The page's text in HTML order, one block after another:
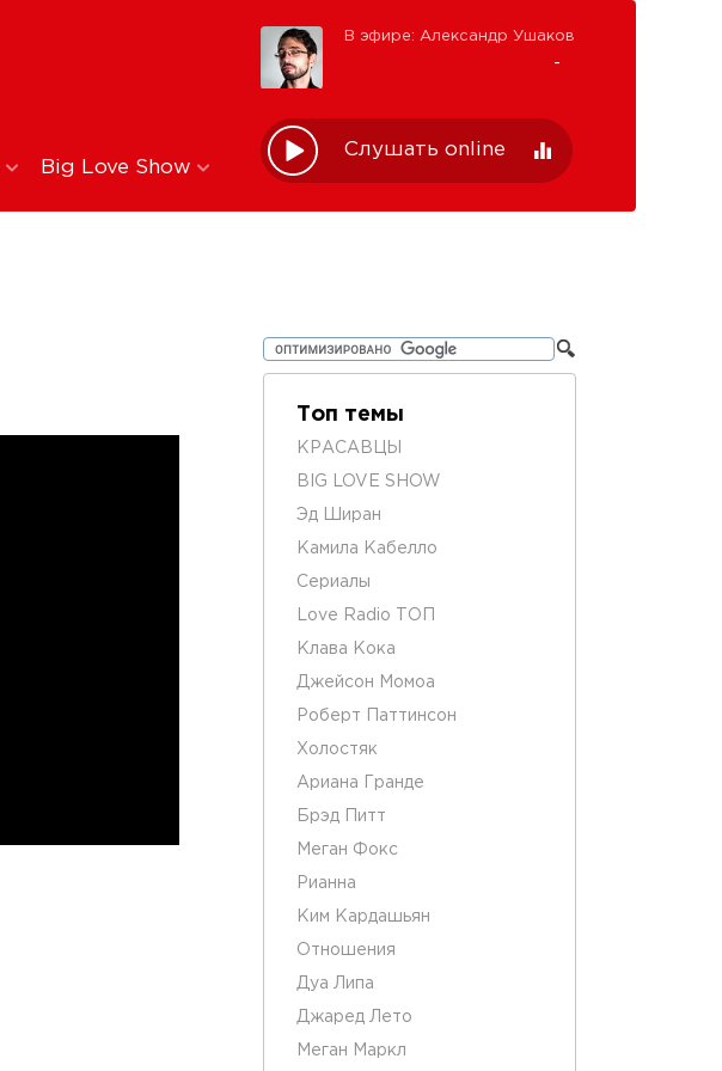
Big Love Show
В эфире: Александр Ушаков
Слушать online
Топ темы
КРАСАВЦЫ
BIG LOVE SHOW
Эд Ширан
Камила Кабелло
Сериалы
Love Radio ТОП
Клава Кока
Джейсон Момоа
Роберт Паттинсон
Холостяк
Ариана Гранде
Брэд Питт
Меган Фокс
Рианна
Ким Кардашьян
Отношения
Дуа Липа
Джаред Лето
Меган Маркл